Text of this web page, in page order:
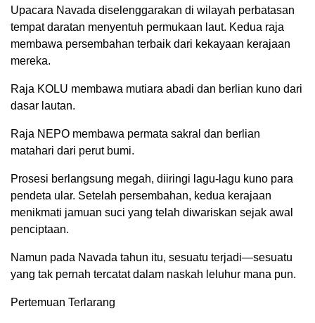
Upacara Navada diselenggarakan di wilayah perbatasan
tempat daratan menyentuh permukaan laut. Kedua raja
membawa persembahan terbaik dari kekayaan kerajaan
mereka.
Raja KOLU membawa mutiara abadi dan berlian kuno dari
dasar lautan.
Raja NEPO membawa permata sakral dan berlian
matahari dari perut bumi.
Prosesi berlangsung megah, diiringi lagu-lagu kuno para
pendeta ular. Setelah persembahan, kedua kerajaan
menikmati jamuan suci yang telah diwariskan sejak awal
penciptaan.
Namun pada Navada tahun itu, sesuatu terjadi—sesuatu
yang tak pernah tercatat dalam naskah leluhur mana pun.
Pertemuan Terlarang